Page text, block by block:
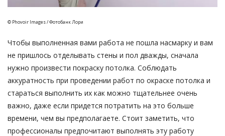
© Phovoir Images / Фотобанк Лори
Чтобы выполненная вами работа не пошла насмарку и вам
не пришлось отделывать стены и пол дважды, сначала
нужно произвести покраску потолка. Соблюдать
аккуратность при проведении работ по окраске потолка и
стараться выполнить их как можно тщательнее очень
важно, даже если придется потратить на это больше
времени, чем вы предполагаете. Стоит заметить, что
профессионалы предпочитают выполнять эту работу